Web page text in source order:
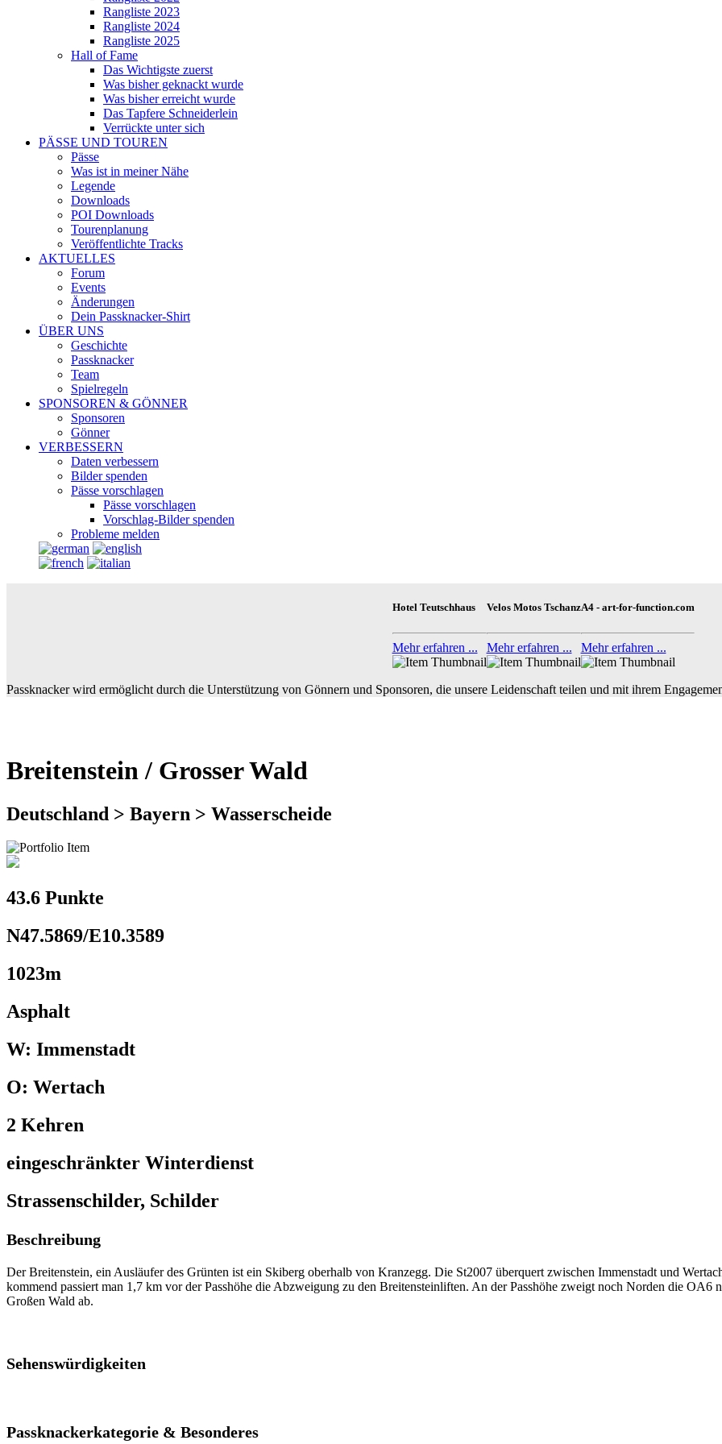
Rangliste 2023
Rangliste 2024
Rangliste 2025
Hall of Fame
Das Wichtigste zuerst
Was bisher geknackt wurde
Was bisher erreicht wurde
Das Tapfere Schneiderlein
Verrückte unter sich
PÄSSE UND TOUREN
Pässe
Was ist in meiner Nähe
Legende
Downloads
POI Downloads
Tourenplanung
Veröffentlichte Tracks
AKTUELLES
Forum
Events
Änderungen
Dein Passknacker-Shirt
ÜBER UNS
Geschichte
Passknacker
Team
Spielregeln
SPONSOREN & GÖNNER
Sponsoren
Gönner
VERBESSERN
Daten verbessern
Bilder spenden
Pässe vorschlagen
Pässe vorschlagen
Vorschlag-Bilder spenden
Probleme melden
Hotel Teutschhaus
Mehr erfahren ...
Velos Motos Tschanz
Mehr erfahren ...
A4 - art-for-function.com
Mehr erfahren ...
Passknacker wird ermöglicht durch die Unterstützung von Gönnern und Sponsoren, die unsere Leidenschaft teilen und mit ihrem
Breitenstein / Grosser Wald
Deutschland > Bayern > Wasserscheide
43.6 Punkte
N47.5869/E10.3589
1023m
Asphalt
W: Immenstadt
O: Wertach
2 Kehren
eingeschränkter Winterdienst
Strassenschilder, Schilder
Beschreibung
Der Breitenstein, ein Ausläufer des Grünten ist ein Skiberg oberhalb von Kranzegg. Die St2007 überquert zwischen Immenstadt und
kommend passiert man 1,7 km vor der Passhöhe die Abzweigung zu den Breitensteinliften. An der Passhöhe zweigt noch Norden die
Großen Wald ab.
Sehenswürdigkeiten
Passknackerkategorie & Besonderes